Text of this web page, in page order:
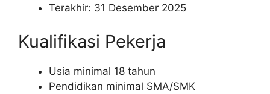
Terakhir: 31 Desember 2025
Kualifikasi Pekerja
Usia minimal 18 tahun
Pendidikan minimal SMA/SMK